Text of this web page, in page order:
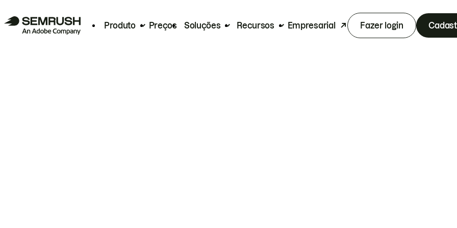
Produto Preços Soluções Recursos Empresarial Fazer login